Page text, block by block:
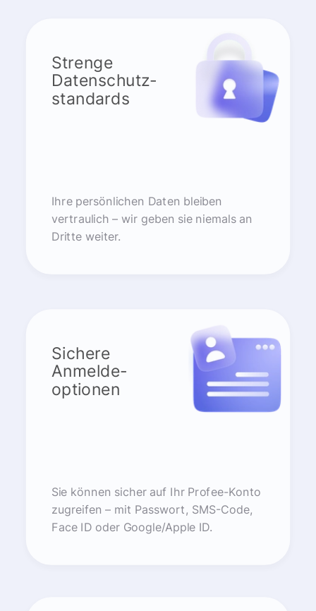
Strenge
Datenschutz-
standards
Ihre persönlichen Daten bleiben
vertraulich – wir geben sie niemals an
Dritte weiter.
Sichere
Anmelde-
optionen
Sie können sicher auf Ihr Profee-Konto
zugreifen – mit Passwort, SMS-Code,
Face ID oder Google/Apple ID.